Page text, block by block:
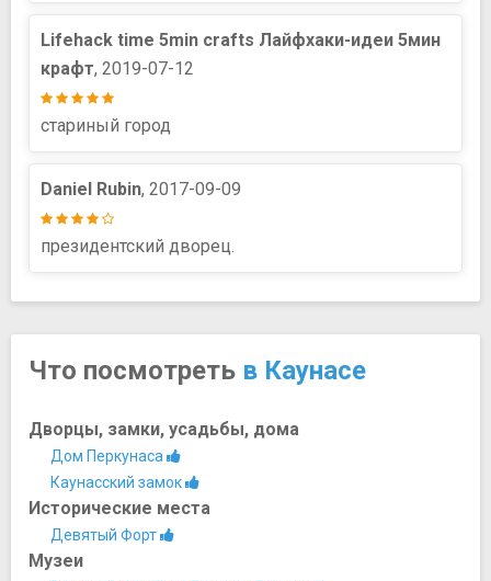
Lifehack time 5min crafts Лайфхаки-идеи 5мин
крафт, 2019-07-12
стариный город
Daniel Rubin, 2017-09-09
президентский дворец.
Что посмотреть в Каунасе
Дворцы, замки, усадьбы, дома
Дом Перкунаса
Каунасский замок
Исторические места
Девятый Форт
Музеи